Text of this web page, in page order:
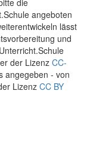
die
angeboten
lässt
und
der Lizenz CC-
angegeben - von
Lizenz CC BY